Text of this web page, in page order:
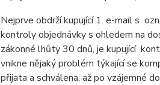
Nejprve obdrží kupující 1. e-mail s
kontroly objednávky s ohledem na
zákonné lhůty 30 dnů, je kupující
vnikne nějaký problém týkající se
přijata a schválena, až po vzájemné